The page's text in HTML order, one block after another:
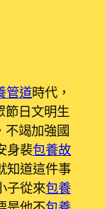
管道時代，
節日文明生
不竭加強國
身裴包養故
知道這件事
子從來包養